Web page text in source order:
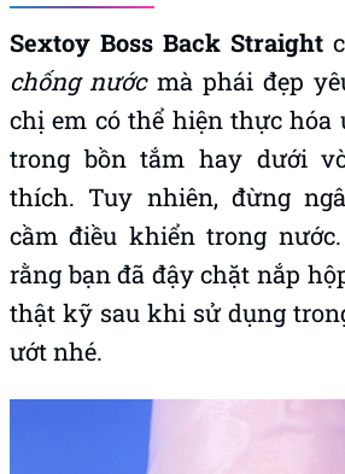
Sextoy Boss Back Straight
chống nướcmà phái đẹp
chị em có thể hiện thực hóa
trong bồn tắm hay dưới
thích. Tuy nhiên, đừng
cầm điều khiển trong
rằng bạn đã đậy chặt nắp
thật kỹ sau khi sử dụng
ướt nhé.